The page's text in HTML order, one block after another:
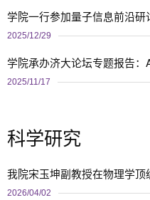
学院一行参加量子信息前沿研
2025/12/29
学院承办济大论坛专题报告
2025/11/17
科学研究
2026/04/02